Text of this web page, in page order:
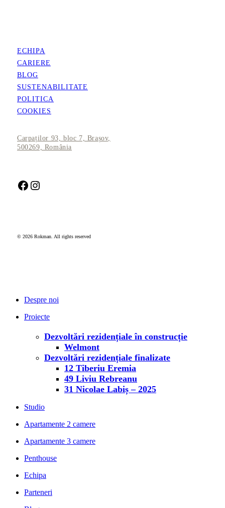
ECHIPA
CARIERE
BLOG
SUSTENABILITATE
POLITICA
COOKIES
Carpaților 93, bloc 7, Brașov,
500269, România
Facebook Instagram
© 2026 Rokman. All rights reserved
Despre noi
Proiecte
Dezvoltări rezidențiale în construcție
Welmont
Dezvoltări rezidențiale finalizate
12 Tiberiu Eremia
49 Liviu Rebreanu
31 Nicolae Labiș – 2025
Studio
Apartamente 2 camere
Apartamente 3 camere
Penthouse
Echipa
Parteneri